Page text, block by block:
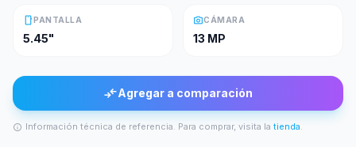
smartphonePANTALLA
5.45"
photo_cameraCÁMARA
13 MP
compare_arrowsAgregar a comparación
info Información técnica de referencia. Para comprar, visita la tienda.